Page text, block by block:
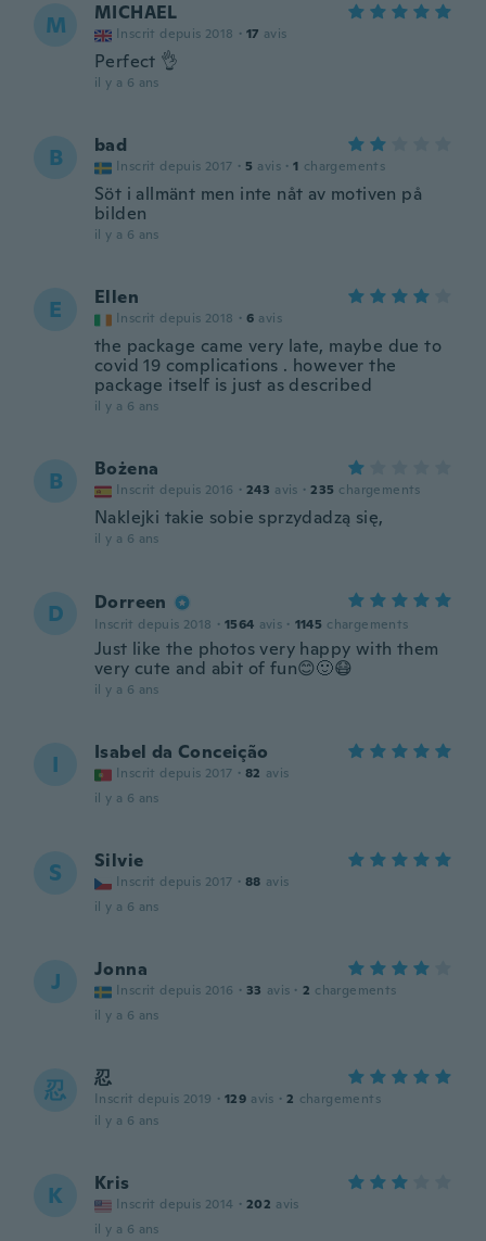
M MICHAEL
Inscrit depuis 2018 · 17 avis
Perfect 👌
il y a 6 ans
B bad
Inscrit depuis 2017 · 5 avis · 1 chargements
Söt i allmänt men inte nåt av motiven på
bilden
il y a 6 ans
E Ellen
Inscrit depuis 2018 · 6 avis
the package came very late, maybe due to
covid 19 complications . however the
package itself is just as described
il y a 6 ans
B Bożena
Inscrit depuis 2016 · 243 avis · 235 chargements
Naklejki takie sobie sprzydadzą się,
il y a 6 ans
D Dorreen
Inscrit depuis 2018 · 1564 avis · 1145 chargements
Just like the photos very happy with them
very cute and abit of fun😊🙂😷
il y a 6 ans
I Isabel da Conceição
Inscrit depuis 2017 · 82 avis
il y a 6 ans
S Silvie
Inscrit depuis 2017 · 88 avis
il y a 6 ans
J Jonna
Inscrit depuis 2016 · 33 avis · 2 chargements
il y a 6 ans
忍 忍
Inscrit depuis 2019 · 129 avis · 2 chargements
il y a 6 ans
K Kris
Inscrit depuis 2014 · 202 avis
il y a 6 ans